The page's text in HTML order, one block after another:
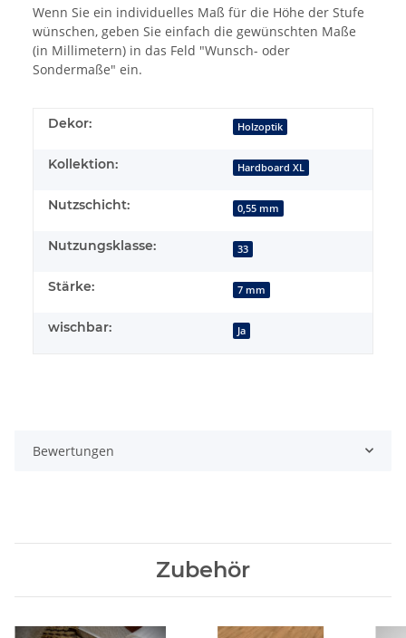
Wenn Sie ein individuelles Maß für die Höhe der Stufe
wünschen, geben Sie einfach die gewünschten Maße
(in Millimetern) in das Feld "Wunsch- oder
Sondermaße" ein.
Dekor: Holzoptik
Kollektion: Hardboard XL
Nutzschicht: 0,55 mm
Nutzungsklasse: 33
Stärke: 7 mm
wischbar: Ja
Bewertungen
Zubehör